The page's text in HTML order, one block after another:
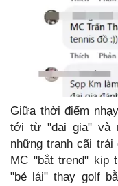
Giữa thời điểm
tới từ "đại gia" và
những tranh cãi trái
MC "bắt trend" kịp
"bẻ lái" thay golf